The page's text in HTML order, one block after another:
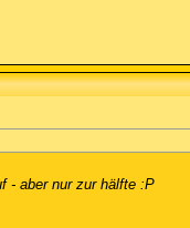
- aber nur zur hälfte :P